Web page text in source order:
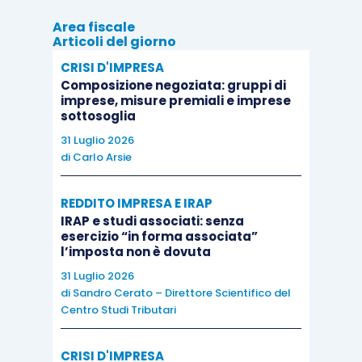
foriera di una diversa concezione del mondo, si
avverte ancora l’eco di quel pericolo che il mondo
greco paventava, quando, nelle figure tragiche di
Medea, di Antigone o di Clitennestra – per citarne
solo alcune -, scorgeva una reale minaccia per la
polis, la comunità, l’ordine costituito.
Il monastero delle ombre perdute
Marcello Simoni
Area fiscale
Articoli del giorno
CRISI D'IMPRESA
Composizione negoziata: gruppi di
imprese, misure premiali e imprese
sottosoglia
31 Luglio 2026
di Carlo Arsie
REDDITO IMPRESA E IRAP
IRAP e studi associati: senza
esercizio “in forma associata”
l’imposta non è dovuta
31 Luglio 2026
di Sandro Cerato – Direttore Scientifico del
Centro Studi Tributari
CRISI D'IMPRESA